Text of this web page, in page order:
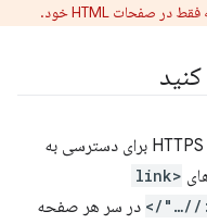
برای اینکه به موتورهای جستجو بگویید از HTTPS برای دسترسی به
<link
در سر هر صفحه